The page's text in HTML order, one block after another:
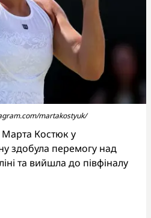
martakostyuk/
Марта Костюк у
здобула перемогу над
та вийшла до півфіналу